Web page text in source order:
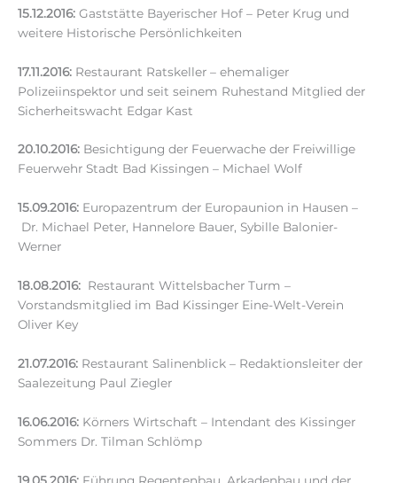
15.12.2016: Gaststätte Bayerischer Hof – Peter Krug und
weitere Historische Persönlichkeiten
17.11.2016: Restaurant Ratskeller – ehemaliger
Polizeiinspektor und seit seinem Ruhestand Mitglied der
Sicherheitswacht Edgar Kast
20.10.2016: Besichtigung der Feuerwache der Freiwillige
Feuerwehr Stadt Bad Kissingen – Michael Wolf
15.09.2016: Europazentrum der Europaunion in Hausen –
Dr. Michael Peter, Hannelore Bauer, Sybille Balonier-
Werner
18.08.2016: Restaurant Wittelsbacher Turm –
Vorstandsmitglied im Bad Kissinger Eine-Welt-Verein
Oliver Key
21.07.2016: Restaurant Salinenblick – Redaktionsleiter der
Saalezeitung Paul Ziegler
16.06.2016: Körners Wirtschaft – Intendant des Kissinger
Sommers Dr. Tilman Schlömp
19.05.2016: Führung Regentenbau, Arkadenbau und der